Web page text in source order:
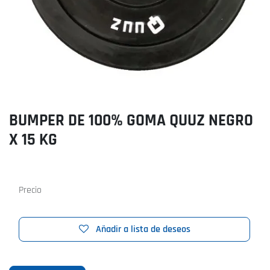
BUMPER DE 100% GOMA QUUZ NEGRO
X 15 KG
Añadir a lista de deseos
Precio